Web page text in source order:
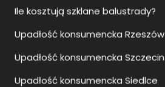
Ile kosztują szklane balustrady?
Upadłość konsumencka Rzeszów
Upadłość konsumencka Szczecin
Upadłość konsumencka Siedlce